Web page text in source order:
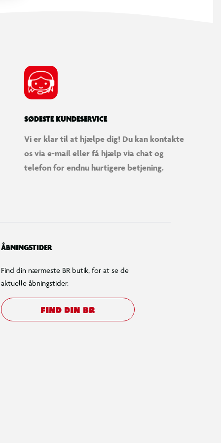
til interaktive 3D-
kan zoome ind på og dreje sæt
følge deres fremskridt med
intuitive LEGO® Builder app.
SØDESTE KUNDESERVICE
Vi er klar til at hjælpe dig! Du kan kontakte
os via e-mail eller få hjælp via chat og
telefon for endnu hurtigere betjening.
ÅBNINGSTIDER
Find din nærmeste BR butik, for at se de
aktuelle åbningstider.
FIND DIN BR